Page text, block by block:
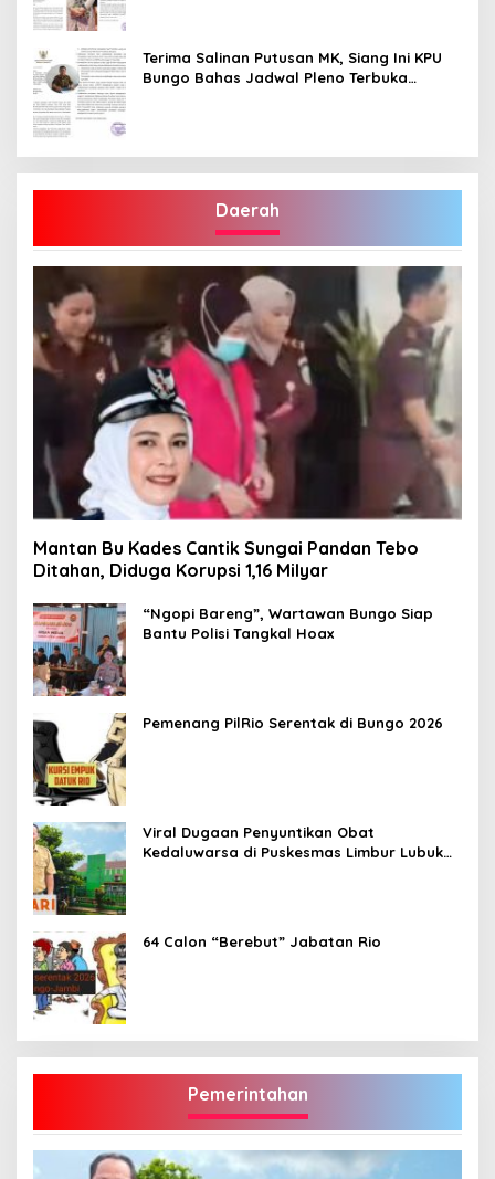
Terima Salinan Putusan MK, Siang Ini KPU
Bungo Bahas Jadwal Pleno Terbuka
Daerah
Mantan Bu Kades Cantik Sungai Pandan Tebo
Ditahan, Diduga Korupsi 1,16 Milyar
“Ngopi Bareng”, Wartawan Bungo Siap
Bantu Polisi Tangkal Hoax
Pemenang PilRio Serentak di Bungo 2026
Viral Dugaan Penyuntikan Obat
Kedaluwarsa di Puskesmas Limbur Lubuk
64 Calon “Berebut” Jabatan Rio
Pemerintahan